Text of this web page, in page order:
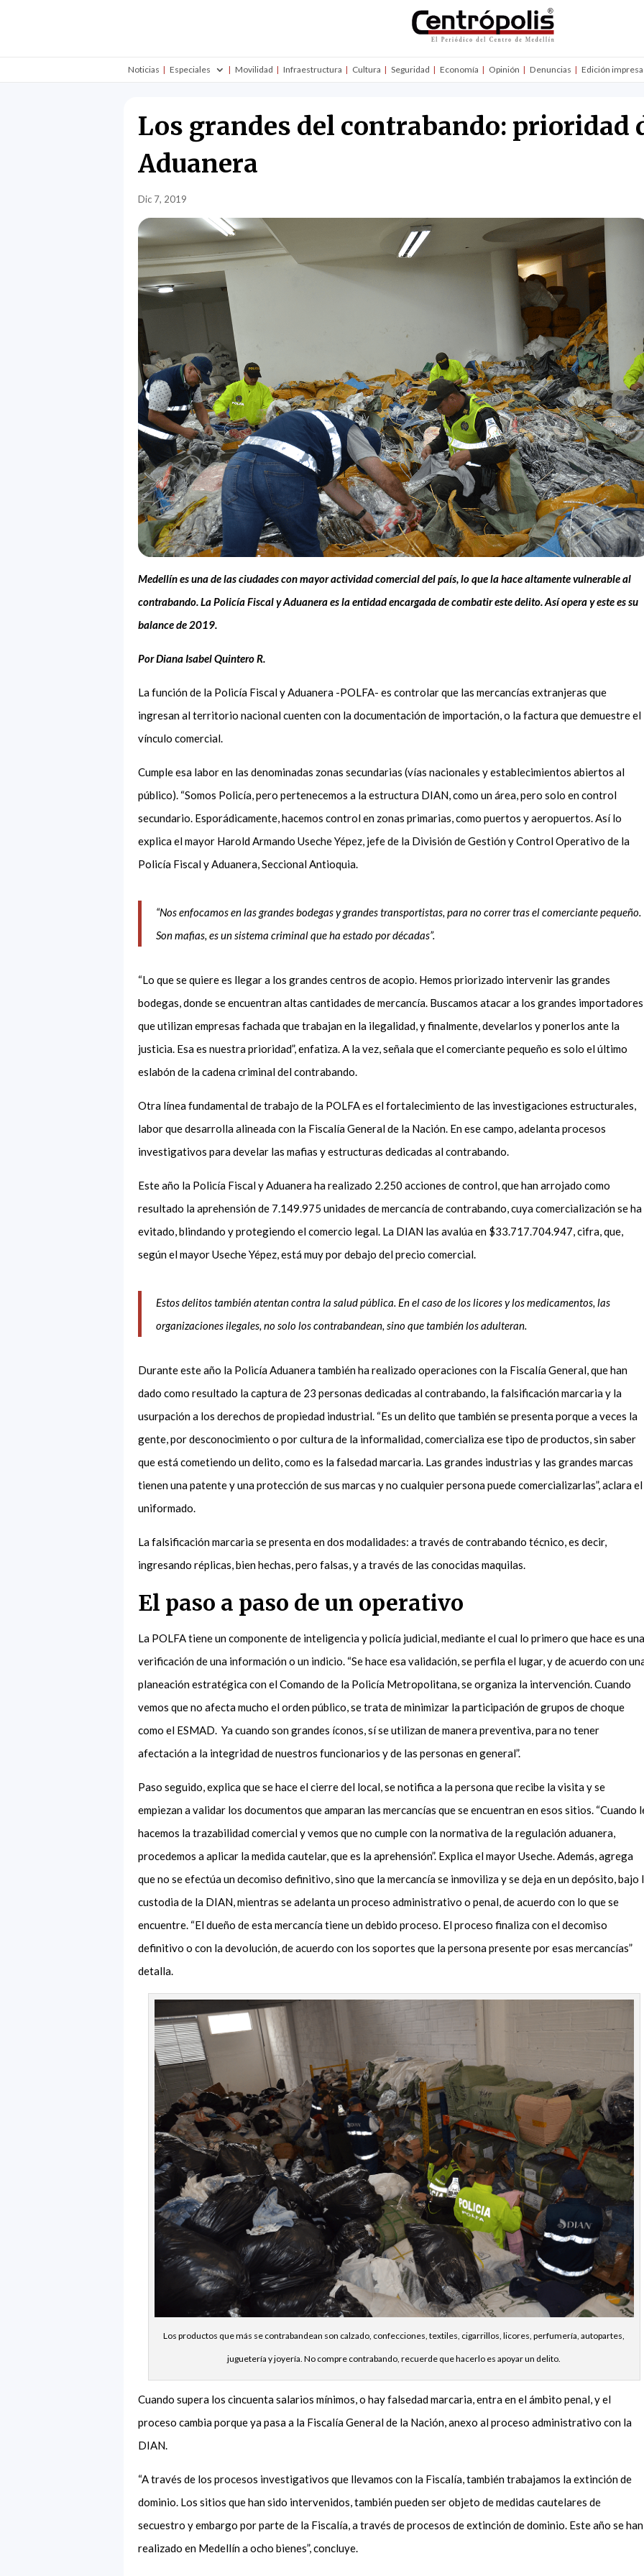
Noticias Especiales Movilidad Infraestructura Cultura Seguridad Economía Opinión Denuncias Edición impresa
Los grandes del contrabando: prioridad
Aduanera
Dic 7, 2019
Medellín es una de las ciudades con mayor actividad comercial del país, lo que la hace altamente vulnerable al
contrabando. La Policía Fiscal y Aduanera es la entidad encargada de combatir este delito. Así opera y este es su
balance de 2019.
Por Diana Isabel Quintero R.
La función de la Policía Fiscal y Aduanera -POLFA- es controlar que las mercancías extranjeras que
ingresan al territorio nacional cuenten con la documentación de importación, o la factura que demuestre el
vínculo comercial.
Cumple esa labor en las denominadas zonas secundarias (vías nacionales y establecimientos abiertos al
público). “Somos Policía, pero pertenecemos a la estructura DIAN, como un área, pero solo en control
secundario. Esporádicamente, hacemos control en zonas primarias, como puertos y aeropuertos. Así lo
explica el mayor Harold Armando Useche Yépez, jefe de la División de Gestión y Control Operativo de la
Policía Fiscal y Aduanera, Seccional Antioquia.
“Nos enfocamos en las grandes bodegas y grandes transportistas, para no correr tras el comerciante pequeño.
Son mafias, es un sistema criminal que ha estado por décadas”.
“Lo que se quiere es llegar a los grandes centros de acopio. Hemos priorizado intervenir las grandes
bodegas, donde se encuentran altas cantidades de mercancía. Buscamos atacar a los grandes
que utilizan empresas fachada que trabajan en la ilegalidad, y finalmente, develarlos y ponerlos ante la
justicia. Esa es nuestra prioridad”, enfatiza. A la vez, señala que el comerciante pequeño es solo el último
eslabón de la cadena criminal del contrabando.
Otra línea fundamental de trabajo de la POLFA es el fortalecimiento de las investigaciones estructurales,
labor que desarrolla alineada con la Fiscalía General de la Nación. En ese campo, adelanta procesos
investigativos para develar las mafias y estructuras dedicadas al contrabando.
Este año la Policía Fiscal y Aduanera ha realizado 2.250 acciones de control, que han arrojado como
resultado la aprehensión de 7.149.975 unidades de mercancía de contrabando, cuya comercialización se ha
evitado, blindando y protegiendo el comercio legal. La DIAN las avalúa en $33.717.704.947, cifra, que,
según el mayor Useche Yépez, está muy por debajo del precio comercial.
Estos delitos también atentan contra la salud pública. En el caso de los licores y los medicamentos, las
organizaciones ilegales, no solo los contrabandean, sino que también los adulteran.
Durante este año la Policía Aduanera también ha realizado operaciones con la Fiscalía General, que han
dado como resultado la captura de 23 personas dedicadas al contrabando, la falsificación marcaria y la
usurpación a los derechos de propiedad industrial. “Es un delito que también se presenta porque a veces la
gente, por desconocimiento o por cultura de la informalidad, comercializa ese tipo de productos, sin saber
que está cometiendo un delito, como es la falsedad marcaria. Las grandes industrias y las grandes marcas
tienen una patente y una protección de sus marcas y no cualquier persona puede comercializarlas”, aclara el
uniformado.
La falsificación marcaria se presenta en dos modalidades: a través de contrabando técnico, es decir,
ingresando réplicas, bien hechas, pero falsas, y a través de las conocidas maquilas.
El paso a paso de un operativo
La POLFA tiene un componente de inteligencia y policía judicial, mediante el cual lo primero que hace es una
verificación de una información o un indicio. “Se hace esa validación, se perfila el lugar, y de acuerdo con
planeación estratégica con el Comando de la Policía Metropolitana, se organiza la intervención. Cuando
vemos que no afecta mucho el orden público, se trata de minimizar la participación de grupos de choque
como el ESMAD. Ya cuando son grandes íconos, sí se utilizan de manera preventiva, para no tener
afectación a la integridad de nuestros funcionarios y de las personas en general”.
Paso seguido, explica que se hace el cierre del local, se notifica a la persona que recibe la visita y se
empiezan a validar los documentos que amparan las mercancías que se encuentran en esos sitios. “Cuando
hacemos la trazabilidad comercial y vemos que no cumple con la normativa de la regulación aduanera,
procedemos a aplicar la medida cautelar, que es la aprehensión”. Explica el mayor Useche. Además, agrega
que no se efectúa un decomiso definitivo, sino que la mercancía se inmoviliza y se deja en un depósito, bajo
custodia de la DIAN, mientras se adelanta un proceso administrativo o penal, de acuerdo con lo que se
encuentre. “El dueño de esta mercancía tiene un debido proceso. El proceso finaliza con el decomiso
definitivo o con la devolución, de acuerdo con los soportes que la persona presente por esas mercancías”
detalla.
Los productos que más se contrabandean son calzado, confecciones, textiles, cigarrillos, licores, perfumería, autopartes,
juguetería y joyería. No compre contrabando, recuerde que hacerlo es apoyar un delito.
Cuando supera los cincuenta salarios mínimos, o hay falsedad marcaria, entra en el ámbito penal, y el
proceso cambia porque ya pasa a la Fiscalía General de la Nación, anexo al proceso administrativo con la
DIAN.
“A través de los procesos investigativos que llevamos con la Fiscalía, también trabajamos la extinción de
dominio. Los sitios que han sido intervenidos, también pueden ser objeto de medidas cautelares de
secuestro y embargo por parte de la Fiscalía, a través de procesos de extinción de dominio. Este año se han
realizado en Medellín a ocho bienes”, concluye.